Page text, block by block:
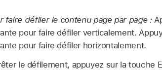
faire défiler le contenu page par page :
pour faire défiler verticalement.
pour faire défiler horizontalement.
le défilement, appuyez sur la touche